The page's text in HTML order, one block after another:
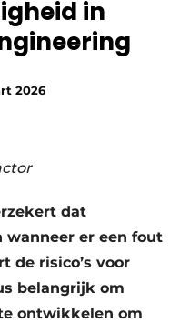
in
2026
dat
wanneer er een fout
de risico’s voor
belangrijk om
ontwikkelen om